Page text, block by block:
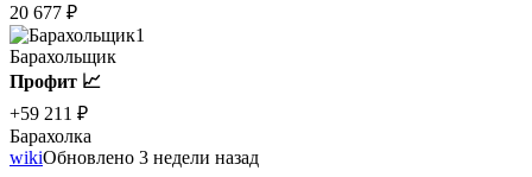
20 677 ₽
1
Барахольщик
Профит 📈
+59 211 ₽
Барахолка
wikiОбновлено 3 недели назад